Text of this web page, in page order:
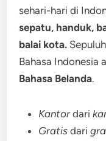
sehari-hari di
sepatu, handuk,
balai kota.
Bahasa Indonesia
Bahasa Belanda.
Kantor dari
Gratis dari